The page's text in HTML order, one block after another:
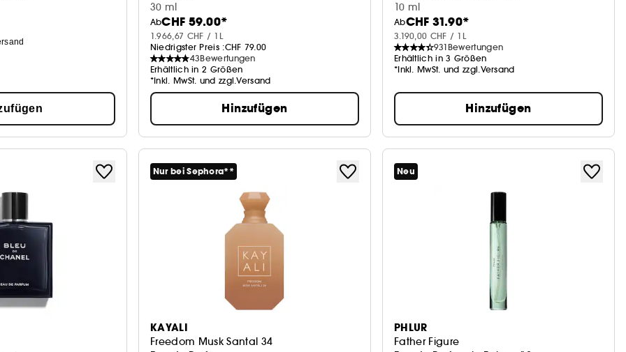
30 ml
AbCHF 59.00*
1.966,67 CHF / 1L
Niedrigster Preis :CHF 79.00
43Bewertungen
Erhältlich in 2 Größen
*Inkl. MwSt. und zzgl.Versand
Hinzufügen
10 ml
AbCHF 31.90*
3.190,00 CHF / 1L
931 Bewertungen
Erhältlich in 3 Größen
*Inkl. MwSt. und zzgl.Versand
Hinzufügen
Nur bei Sephora**
KAYALI
Freedom Musk Santal 34
Neu
PHLUR
Father Figure